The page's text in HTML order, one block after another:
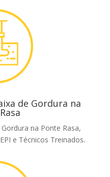
de Gordura na
na Ponte Rasa,
e Técnicos Treinados.